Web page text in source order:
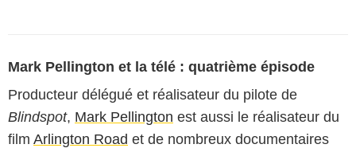
Mark Pellington et la télé : quatrième épisode
Producteur délégué et réalisateur du pilote de
Blindspot, Mark Pellington est aussi le réalisateur du
film Arlington Road et de nombreux documentaires